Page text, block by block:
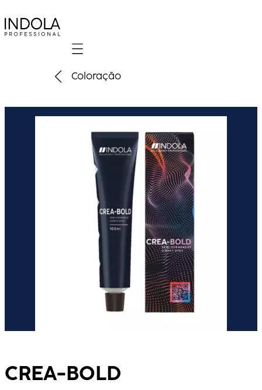
Mobile navigation
Coloração
CREA-BOLD